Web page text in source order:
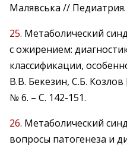
Малявська // Педиатрия.
25. Метаболический
с ожирением:
классификации,
В.В. Бекезин, С.Б.
№ 6. – С. 142-151.
26. Метаболический
вопросы патогенеза и